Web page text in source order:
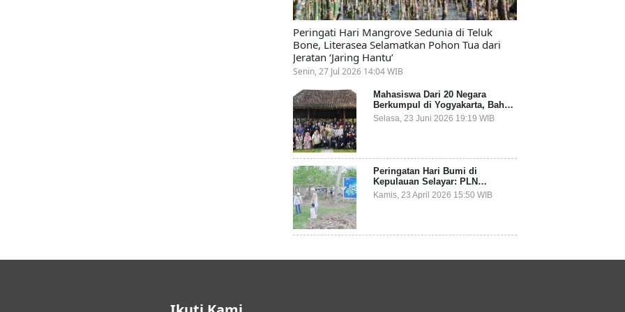
Peringati Hari Mangrove Sedunia di Teluk
Bone, Literasea Selamatkan Pohon Tua dari
Jeratan ‘Jaring Hantu’
Senin, 27 Jul 2026 14:04 WIB
Mahasiswa Dari 20 Negara
Berkumpul di Yogyakarta, Bahas
Mitigasi Ancaman Kesehatan
Global
Selasa, 23 Juni 2026 19:19 WIB
Peringatan Hari Bumi di
Kepulauan Selayar: PLN
Indonesia Power Gandeng
Pemda dan Komunitas, Giatkan
Kamis, 23 April 2026 15:50 WIB